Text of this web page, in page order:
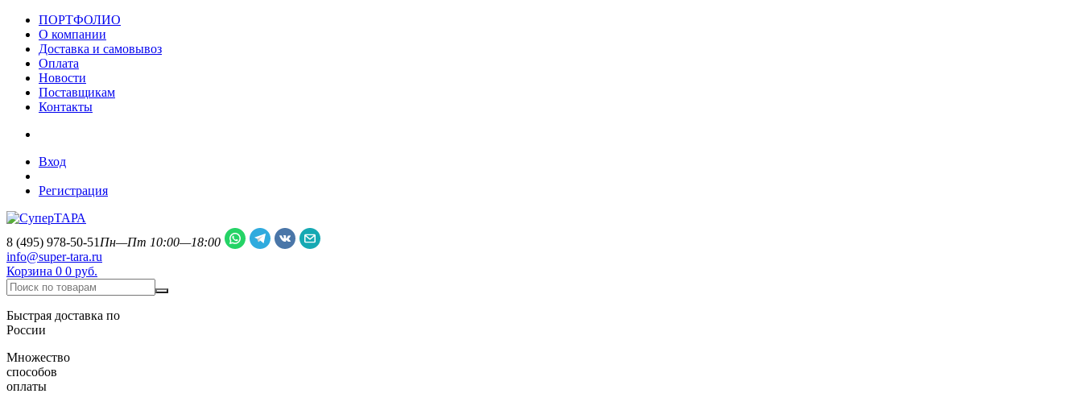
ПОРТФОЛИО
О компании
Доставка и самовывоз
Оплата
Новости
Поставщикам
Контакты
Вход
Регистрация
8 (495) 978-50-51 Пн—Пт 10:00—18:00
info@super-tara.ru
Корзина 0 0 руб.
Быстрая доставка по
России
Множество
способов
оплаты